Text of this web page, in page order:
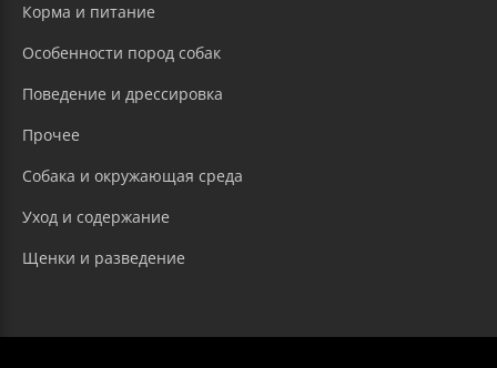
Корма и питание
Особенности пород собак
Поведение и дрессировка
Прочее
Собака и окружающая среда
Уход и содержание
Щенки и разведение